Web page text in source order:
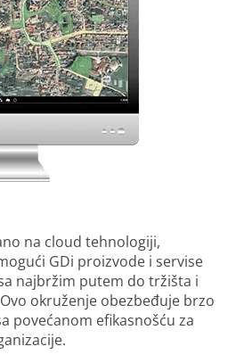
na cloud tehnologiji,
GDi proizvode i servise
najbržim putem do tržišta i
okruženje obezbeđuje brzo
povećanom efikasnošću za